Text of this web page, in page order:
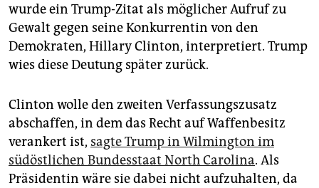
epaper login
wurde ein Trump-Zitat als möglicher Aufruf zu
Gewalt gegen seine Konkurrentin von den
Demokraten, Hillary Clinton, interpretiert. Trump
wies diese Deutung später zurück.
Clinton wolle den zweiten Verfassungszusatz
abschaffen, in dem das Recht auf Waffenbesitz
verankert ist, sagte Trump in Wilmington im
südöstlichen Bundesstaat North Carolina. Als
Präsidentin wäre sie dabei nicht aufzuhalten, da